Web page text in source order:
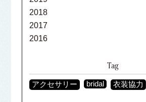
2018
2017
2016
Tag
アクセサリー bridal 衣装協力